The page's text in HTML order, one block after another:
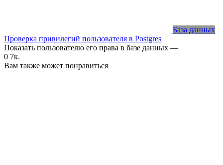
База данных
Проверка привилегий пользователя в Postgres
Показать пользователю его права в базе данных —
0 7к.
Вам также может понравиться